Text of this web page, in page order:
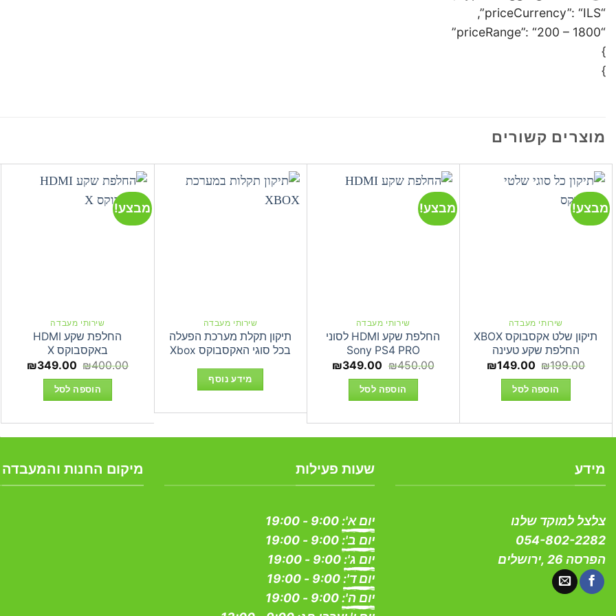
“priceCurrency”: “ILS”,
“priceRange”: “200 – 1800”
}
}
מוצרים קשורים
מבצע!
שירותי מעבדה
תיקון שלט אקסבוקס XBOX
החלפת שקע טעינה
₪199.00 המחיר
היה:
₪199.00.
₪149.00
הוספה לסל
מבצע!
שירותי מעבדה
החלפת שקע HDMI לסוני
Sony PS4 PRO
₪450.00 המחיר
היה:
₪450.00.
₪349.00
הוספה לסל
שירותי מעבדה
תיקון תקלת מערכת הפעלה
בכל סוגי האקסבוקס Xbox
מידע נוסף
מבצע!
שירותי מעבדה
החלפת שקע HDMI
באקסבוקס X
₪400.00 המחיר
היה:
₪400.00.
₪349.00
הוספה לסל
מידע
צלצל למוקד שלנו
054-802-2282
הפרסה 26 ,ירושלים
שעות פעילות
יום א':
יום ב':
יום ג':
יום ד':
יום ה':
מיקום החנות והמעבדה